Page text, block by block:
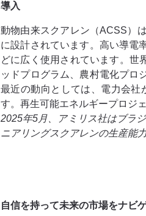
導入
動物由来スクアレン（ACSS）
に設計されています。高い導電
どに広く使用されています。世
ッドプログラム、農村電化プロ
最近の動向としては、電力会社
す。再生可能エネルギープロジ
2025年5月、アミリス社はブラ
ニアリングスクアレンの生産能
自信を持って未来の市場をナ